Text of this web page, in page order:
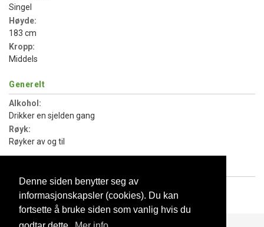
Denne siden benytter seg av
informasjonskapsler (cookies). Du kan
fortsette å bruke siden som vanlig hvis du
Singel
Høyde:
183 cm
Kropp:
Middels
Generelt
Alkohol:
Drikker en sjelden gang
Røyk:
Røyker av og til
Vil ha barn:
Ønsker ikke barn